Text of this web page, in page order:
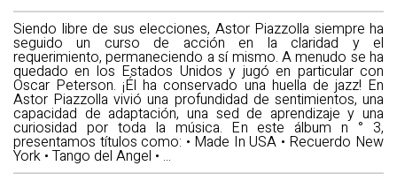
Siendo libre de sus elecciones, Astor Piazzolla siempre ha
seguido un curso de acción en la claridad y el
requerimiento, permaneciendo a sí mismo. A menudo se ha
quedado en los Estados Unidos y jugó en particular con
Oscar Peterson. ¡Él ha conservado una huella de jazz! En
Astor Piazzolla vivió una profundidad de sentimientos, una
capacidad de adaptación, una sed de aprendizaje y una
curiosidad por toda la música. En este álbum n ° 3,
presentamos títulos como: • Made In USA • Recuerdo New
York • Tango del Angel • ...